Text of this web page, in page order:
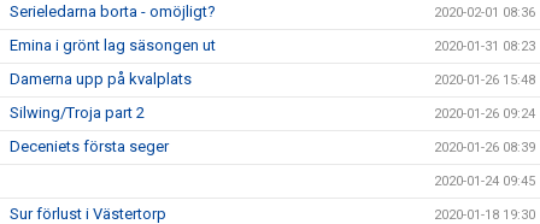
Serieledarna borta - omöjligt? 2020-02-01 08:36
Emina i grönt lag säsongen ut 2020-01-31 08:23
Damerna upp på kvalplats 2020-01-26 15:48
Silwing/Troja part 2 2020-01-26 09:24
Deceniets första seger 2020-01-26 08:39
2020-01-24 09:45
Sur förlust i Västertorp 2020-01-18 19:30